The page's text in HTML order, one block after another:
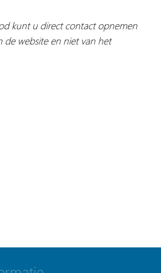
kunt u direct contact opnemen
de website en niet van het